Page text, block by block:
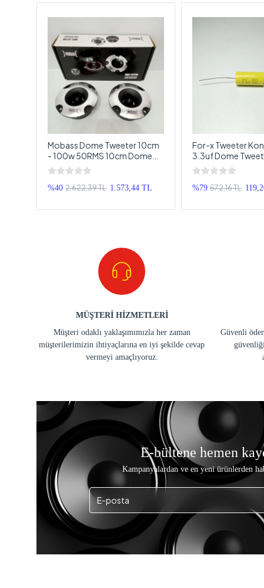
Mobass Dome Tweeter 10cm
- 100w 50RMS 10cm Dome
Tweeter
%40 2.622,39 TL 1.573,44 TL
For-x Tweeter
3.3uf Dome
1 Adet
%79 572,16 TL
MÜŞTERİ HİZMETLERİ
Müşteri odaklı yaklaşımımızla her zaman
müşterilerimizin ihtiyaçlarına en iyi şekilde cevap
vermeyi amaçlıyoruz.
Güvenli
E-bültene hemen
Kampanyalardan ve en yeni ürünlerden